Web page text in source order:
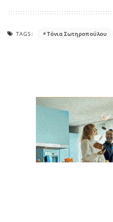
TAGS: Τόνια Σωτηροπούλου